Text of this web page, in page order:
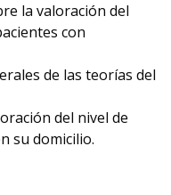
la valoración del
con
de las teorías del
del nivel de
su domicilio.